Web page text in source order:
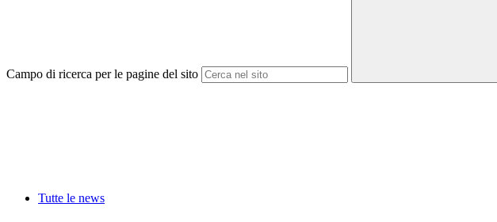
Campo di ricerca per le pagine del sito
Tutte le news